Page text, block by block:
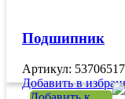
Подшипник
Артикул:
Добавить в